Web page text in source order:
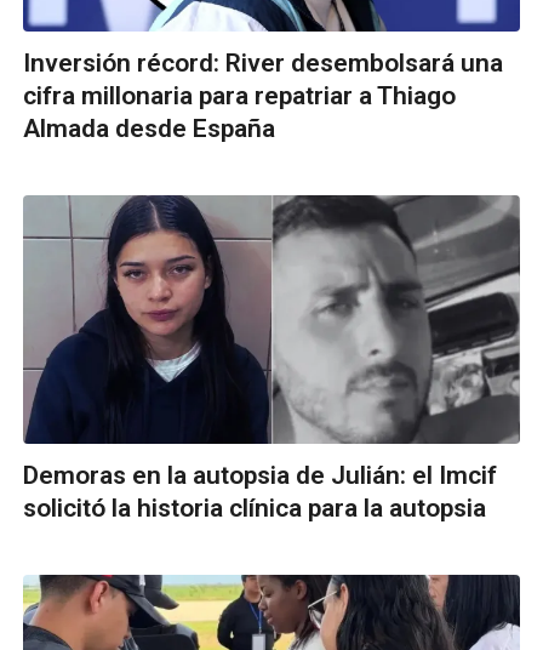
Inversión récord: River desembolsará una
cifra millonaria para repatriar a Thiago
Almada desde España
Demoras en la autopsia de Julián: el Imcif
solicitó la historia clínica para la autopsia